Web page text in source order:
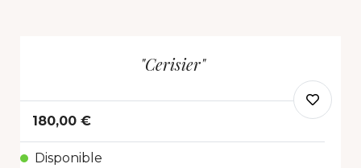
"Cerisier"
180,00 €
Disponible